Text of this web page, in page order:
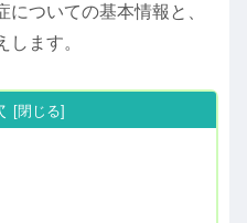
ついての基本情報と、
ます。